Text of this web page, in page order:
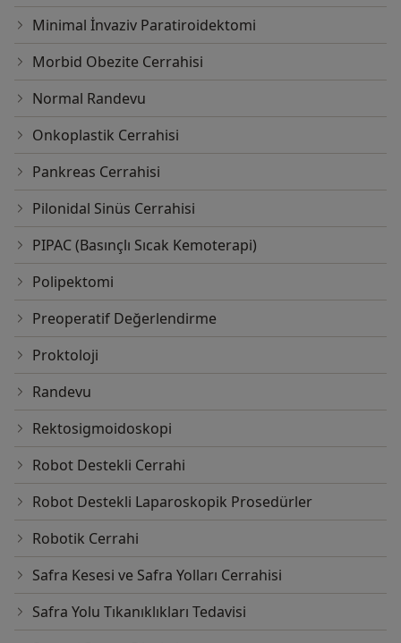
Minimal İnvaziv Paratiroidektomi
Morbid Obezite Cerrahisi
Normal Randevu
Onkoplastik Cerrahisi
Pankreas Cerrahisi
Pilonidal Sinüs Cerrahisi
PIPAC (Basınçlı Sıcak Kemoterapi)
Polipektomi
Preoperatif Değerlendirme
Proktoloji
Randevu
Rektosigmoidoskopi
Robot Destekli Cerrahi
Robot Destekli Laparoskopik Prosedürler
Robotik Cerrahi
Safra Kesesi ve Safra Yolları Cerrahisi
Safra Yolu Tıkanıklıkları Tedavisi